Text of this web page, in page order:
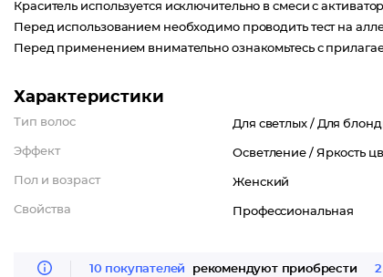
Краситель используется исключительно в смеси с
Перед использованием необходимо проводить тест на
Перед применением внимательно ознакомьтесь с
Характеристики
Тип волос Для светлых / Для
Эффект Осветление / Яркость
Пол и возраст Женский
Свойства Профессиональная
10 покупателей рекомендуют приобрести